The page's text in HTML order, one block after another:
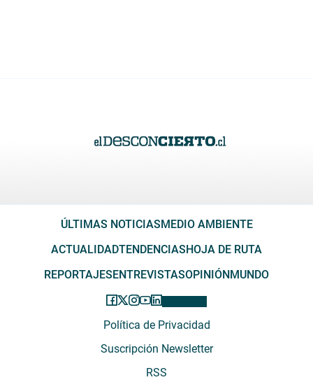
ÚLTIMAS NOTICIASMEDIO AMBIENTE
ACTUALIDADTENDENCIASHOJA DE RUTA
REPORTAJESENTREVISTASOPINIÓNMUNDO
Política de Privacidad
Suscripción Newsletter
RSS